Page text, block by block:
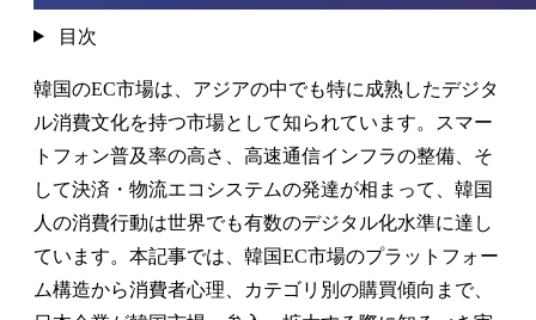
目次
韓国のEC市場は、アジアの中でも特に成熟したデジタ
ル消費文化を持つ市場として知られています。スマー
トフォン普及率の高さ、高速通信インフラの整備、そ
して決済・物流エコシステムの発達が相まって、韓国
人の消費行動は世界でも有数のデジタル化水準に達し
ています。本記事では、韓国EC市場のプラットフォー
ム構造から消費者心理、カテゴリ別の購買傾向まで、